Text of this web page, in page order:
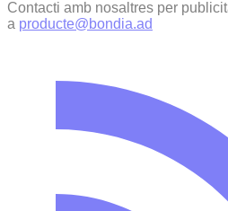
Contacti amb nosaltres per
a producte@bondia.ad